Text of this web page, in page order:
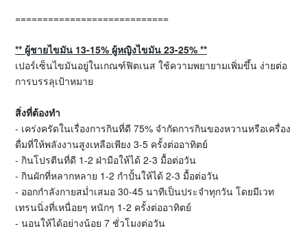
============================
** ผู้ชายไขมัน 13-15% ผู้หญิงไขมัน 23-25% **
เปอร์เซ็นไขมันอยู่ในเกณฑ์ฟิตเนส ใช้ความพยายามเพิ่มขึ้น ง่ายต่อ
การบรรลุเป้าหมาย
สิ่งที่ต้องทำ
- เคร่งครัดในเรื่องการกินที่ดี 75% จำกัดการกินของหวานหรือเครื่อง
ดื่มที่ให้พลังงานสูงเหลือเพียง 3-5 ครั้งต่ออาทิตย์
- กินโปรตีนที่ดี 1-2 ฝ่ามือให้ได้ 2-3 มื้อต่อวัน
- กินผักที่หลากหลาย 1-2 กำปั้นให้ได้ 2-3 มื้อต่อวัน
- ออกกำลังกายสม่ำเสมอ 30-45 นาทีเป็นประจำทุกวัน โดยมีเวท
เทรนนิ่งที่เหนื่อยๆ หนักๆ 1-2 ครั้งต่ออาทิตย์
- นอนให้ได้อย่างน้อย 7 ชั่วโมงต่อวัน